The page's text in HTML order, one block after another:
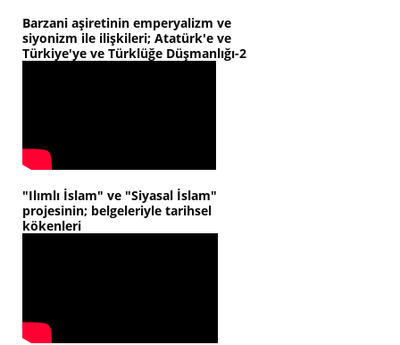
Barzani aşiretinin emperyalizm ve
siyonizm ile ilişkileri; Atatürk'e ve
Türkiye'ye ve Türklüğe Düşmanlığı-2
"Ilımlı İslam" ve "Siyasal İslam"
projesinin; belgeleriyle tarihsel
kökenleri